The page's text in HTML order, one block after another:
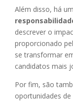
Além disso, há
descrever o
proporcionado
se transformar
candidatos mais
Por fim, são
oportunidades